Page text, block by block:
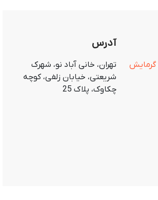
گرمایش
آدرس
تهران، خانی آباد نو، شهرک
شریعتی، خیابان زلفی، کوچه
چکاوک، پلاک 25